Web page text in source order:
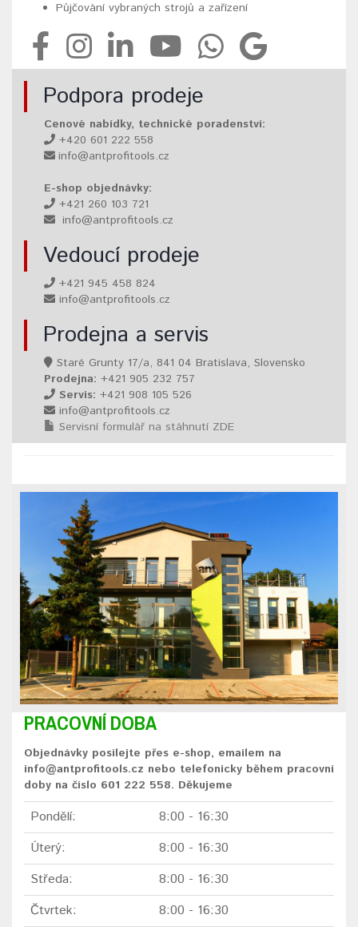
Půjčování vybraných strojů a zařízení
Podpora prodeje
Cenové nabídky, technické poradenství:
+420 601 222 558
info@antprofitools.cz
E-shop objednávky:
+421 260 103 721
info@antprofitools.cz
Vedoucí prodeje
+421 945 458 824
info@antprofitools.cz
Prodejna a servis
Staré Grunty 17/a, 841 04 Bratislava, Slovensko
Prodejna: +421 905 232 757
Servis: +421 908 105 526
info@antprofitools.cz
Servisní formulář na stáhnutí ZDE
PRACOVNÍ DOBA
Objednávky posílejte přes e-shop, emailem na
info@antprofitools.cz nebo telefonicky během pracovní
doby na číslo 601 222 558. Děkujeme
Pondělí:
8:00 - 16:30
Úterý:
8:00 - 16:30
Středa:
8:00 - 16:30
Čtvrtek:
8:00 - 16:30